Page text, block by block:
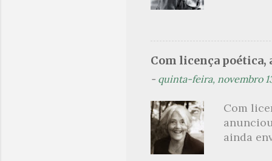
são
(Flip) de
Orides
avessos
Com licença poética,
- quinta-feira, novembro
Com
ainda